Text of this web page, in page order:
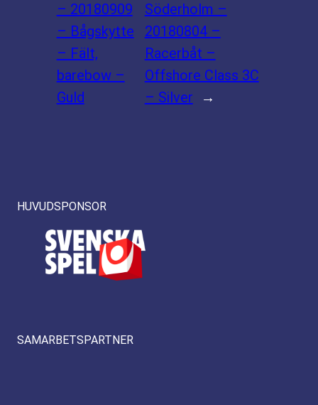
– 20180909
– Bågskytte
– Fält,
barebow –
Guld
Söderholm –
20180804 –
Racerbåt –
Offshore Class 3C
– Silver
→
HUVUDSPONSOR
SAMARBETSPARTNER